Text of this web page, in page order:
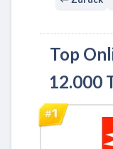
Top
12.000